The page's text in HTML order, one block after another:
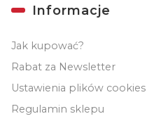
Informacje
Jak kupować?
Rabat za Newsletter
Ustawienia plików cookies
Regulamin sklepu